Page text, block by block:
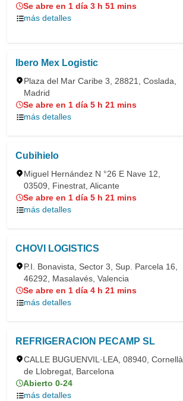
Se abre en 1 día 3 h 51 mins
más detalles
Ibero Mex Logistic
Plaza del Mar Caribe 3, 28821, Coslada,
Madrid
Se abre en 1 día 5 h 21 mins
más detalles
Cubihielo
Miguel Hernández N °26 E Nave 12,
03509, Finestrat, Alicante
Se abre en 1 día 5 h 21 mins
más detalles
CHOVI LOGISTICS
P.I. Bonavista, Sector 3, Sup. Parcela 16,
46292, Masalavés, Valencia
Se abre en 1 día 4 h 21 mins
más detalles
REFRIGERACION PECAMP SL
CALLE BUGUENVIL·LEA, 08940, Cornellà
de Llobregat, Barcelona
Abierto 0-24
más detalles